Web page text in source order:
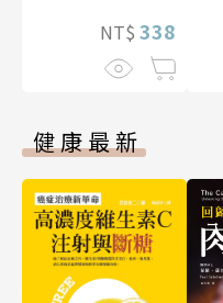
NT$ 338
健康最新